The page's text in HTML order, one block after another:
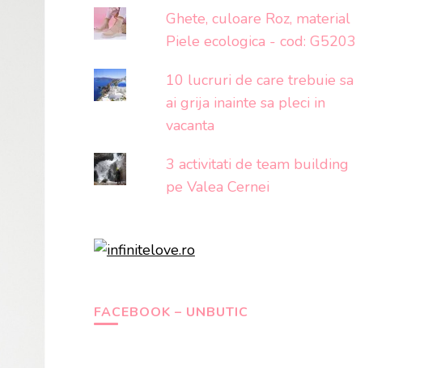
Ghete, culoare Roz, material
Piele ecologica - cod: G5203
10 lucruri de care trebuie sa
ai grija inainte sa pleci in
vacanta
3 activitati de team building
pe Valea Cernei
FACEBOOK – UNBUTIC